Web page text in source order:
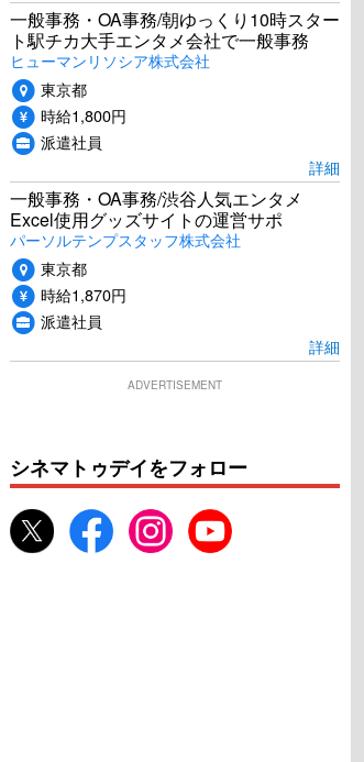
一般事務・OA事務/朝ゆっくり10時スター
ト駅チカ大手エンタメ会社で一般事務
ヒューマンリソシア株式会社
東京都
時給1,800円
派遣社員
詳細
一般事務・OA事務/渋谷人気エンタメ
Excel使用グッズサイトの運営サポ
パーソルテンプスタッフ株式会社
東京都
時給1,870円
派遣社員
詳細
ADVERTISEMENT
シネマトゥデイをフォロー